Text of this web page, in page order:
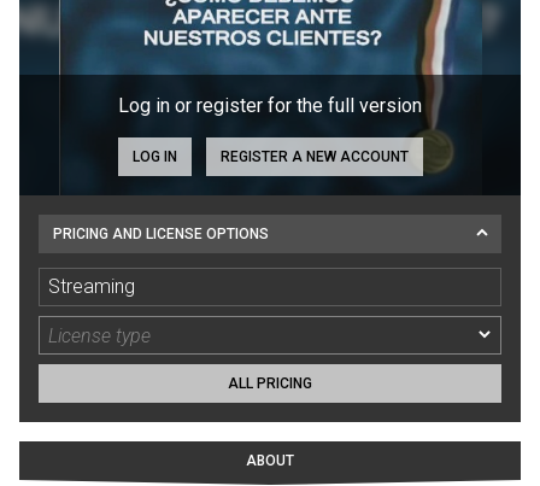
Log in or register for the full version
LOG IN REGISTER A NEW ACCOUNT
PRICING AND LICENSE OPTIONS
Streaming
ALL PRICING
ABOUT